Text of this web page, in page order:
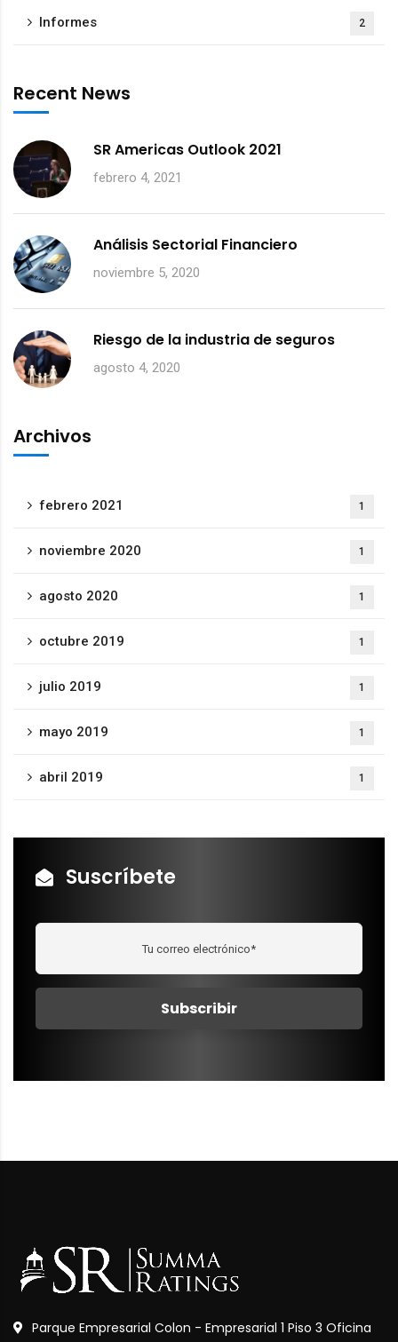
Informes 2
Recent News
SR Americas Outlook 2021
febrero 4, 2021
Análisis Sectorial Financiero
noviembre 5, 2020
Riesgo de la industria de seguros
agosto 4, 2020
Archivos
febrero 2021 1
noviembre 2020 1
agosto 2020 1
octubre 2019 1
julio 2019 1
mayo 2019 1
abril 2019 1
Suscríbete
Parque Empresarial Colon - Empresarial 1 Piso 3 Oficina